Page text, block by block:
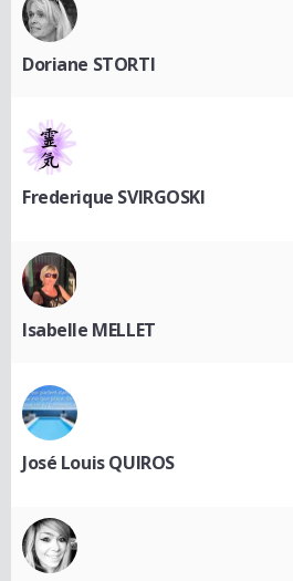
Doriane STORTI
Frederique SVIRGOSKI
Isabelle MELLET
José Louis QUIROS